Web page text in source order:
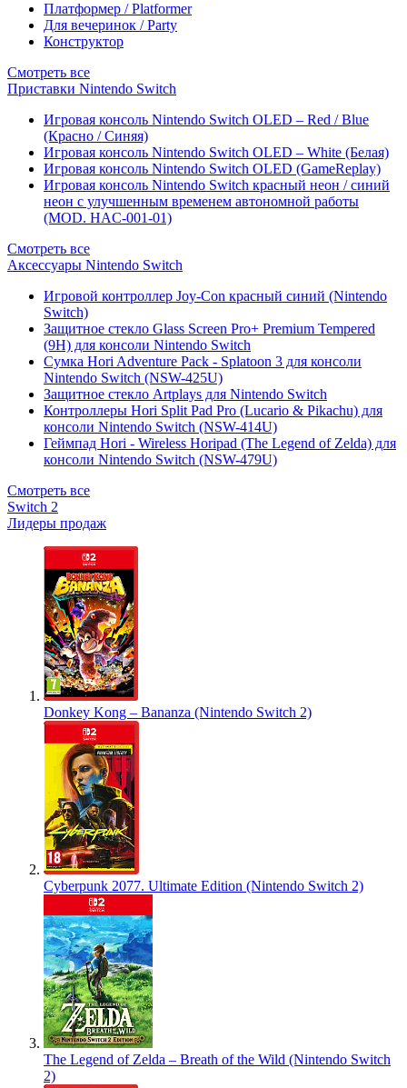
Платформер / Platformer
Для вечеринок / Party
Конструктор
Смотреть все
Приставки Nintendo Switch
Игровая консоль Nintendo Switch OLED – Red / Blue
(Красно / Синяя)
Игровая консоль Nintendo Switch OLED – White (Белая)
Игровая консоль Nintendo Switch OLED (GameReplay)
Игровая консоль Nintendo Switch красный неон / синий
неон с улучшенным временем автономной работы
(MOD. HAC-001-01)
Смотреть все
Аксессуары Nintendo Switch
Игровой контроллер Joy-Con красный синий (Nintendo
Switch)
Защитное стекло Glass Screen Pro+ Premium Tempered
(9H) для консоли Nintendo Switch
Сумка Hori Adventure Pack - Splatoon 3 для консоли
Nintendo Switch (NSW-425U)
Защитное стекло Artplays для Nintendo Switch
Контроллеры Hori Split Pad Pro (Lucario & Pikachu) для
консоли Nintendo Switch (NSW-414U)
Геймпад Hori - Wireless Horipad (The Legend of Zelda) для
консоли Nintendo Switch (NSW-479U)
Смотреть все
Switch 2
Лидеры продаж
Donkey Kong – Bananza (Nintendo Switch 2)
Cyberpunk 2077. Ultimate Edition (Nintendo Switch 2)
The Legend of Zelda – Breath of the Wild (Nintendo Switch
2)